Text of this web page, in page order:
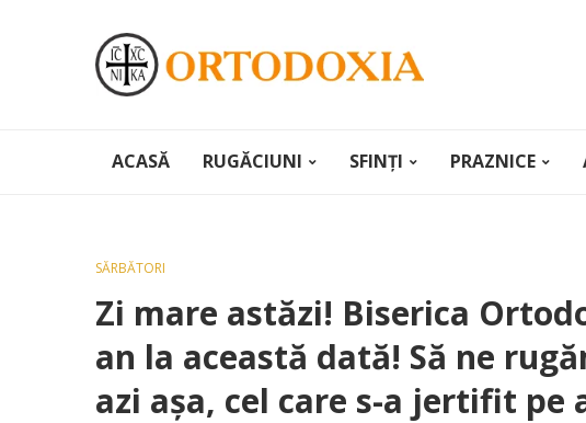
ACASĂ RUGĂCIUNI SFINȚI PRAZNICE
SĂRBĂTORI
Zi mare astăzi! Biserica
an la această dată! Să ne
azi așa, cel care s-a jertifit